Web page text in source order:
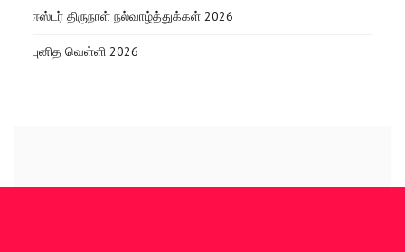
ஈஸ்டர் திருநாள் நல்வாழ்த்துக்கள் 2026
புனித வெள்ளி 2026